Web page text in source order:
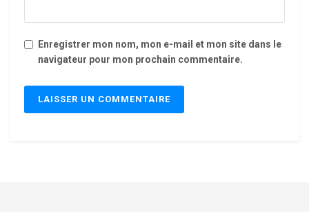
Enregistrer mon nom, mon e-mail et mon site dans le
navigateur pour mon prochain commentaire.